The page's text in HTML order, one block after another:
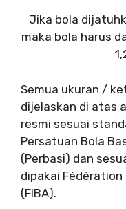
Jika bola
maka bola harus
Semua ukuran /
dijelaskan di atas
resmi sesuai
Persatuan Bola
(Perbasi) dan
dipakai
(FIBA).